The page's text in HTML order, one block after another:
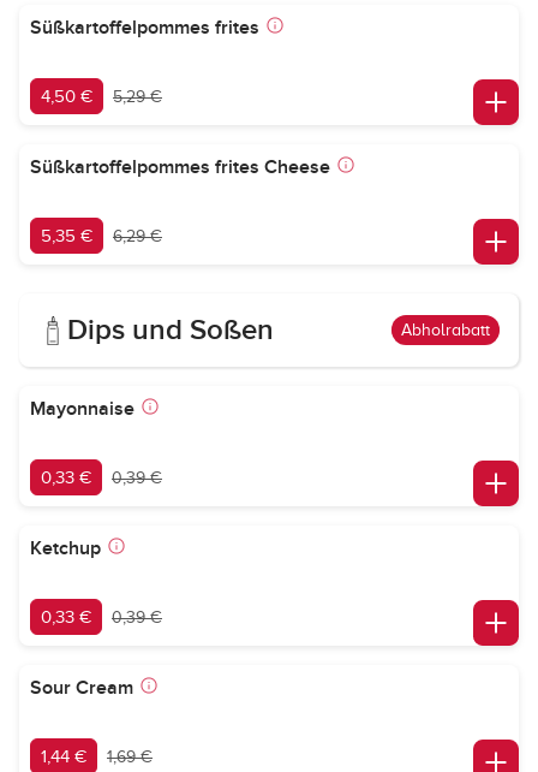
Süßkartoffelpommes frites
4,50 € 5,29 €
Süßkartoffelpommes frites Cheese
5,35 € 6,29 €
Dips und Soßen Abholrabatt
Mayonnaise
0,33 € 0,39 €
Ketchup
0,33 € 0,39 €
Sour Cream
1,44 € 1,69 €